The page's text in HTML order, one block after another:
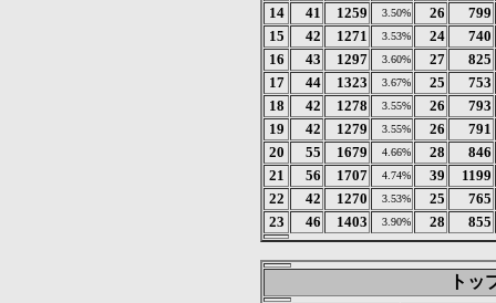
14
41 1259 3.50% 26
799
15
42 1271 3.53% 24
740
16
43 1297 3.60% 27
825
17
44 1323 3.67% 25
753
18
42 1278 3.55% 26
793
19
42 1279 3.55% 26
791
20
55 1679 4.66% 28
846
21
56 1707 4.74% 39
1199
22
42 1270 3.53% 25
765
23
46 1403 3.90% 28 855
トッ